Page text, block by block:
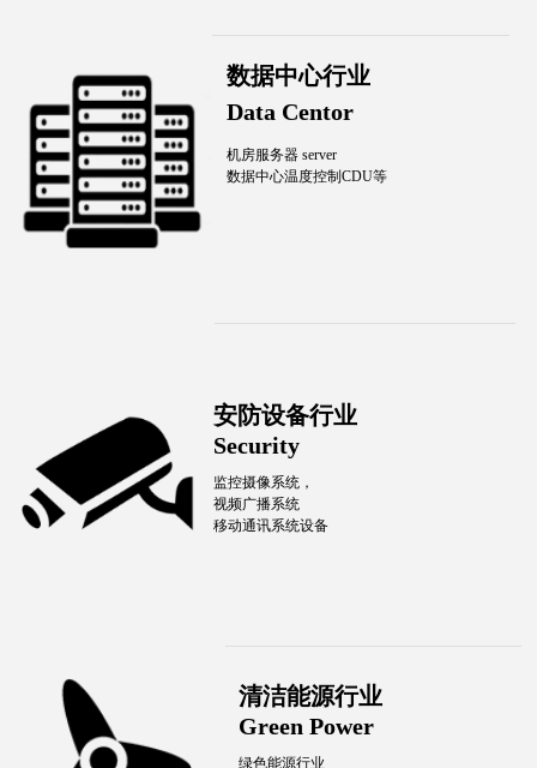
安防设备行业
Security
监控摄像系统，
视频广播系统
移动通讯系统设备
清洁能源行业
Green Power
绿色能源行业
数据中心行业
Data Centor
机房服务器 server
数据中心温度控制CDU等